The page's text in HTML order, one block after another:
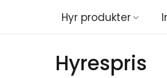
Hyr produkter
Hyrespris